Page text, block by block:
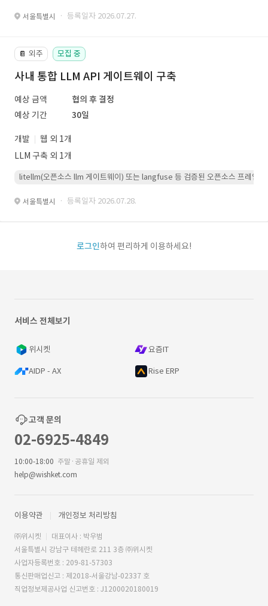
서울특별시 · 등록일자 2026.07.27.
📔 외주 모집 중
사내 통합 LLM API 게이트웨이 구축
예상 금액
협의 후 결정
예상 기간
30일
개발
웹 외 1개
LLM 구축 외 1개
litellm(오픈소스 llm 게이트웨이) 또는 langfuse 등 검증된 오픈소스 프레임워
서울특별시 · 등록일자 2026.07.28.
로그인하여 편리하게 이용하세요!
서비스 전체보기
위시켓 요즘IT
AIDP - AX Rise ERP
고객 문의
02-6925-4849
10:00-18:00 주말·공휴일 제외
help@wishket.com
이용약관 개인정보 처리방침
㈜위시켓
대표이사 : 박우범
서울특별시 강남구 테헤란로 211 3층 ㈜위시켓
사업자등록번호 : 209-81-57303
통신판매업신고 : 제2018-서울강남-02337 호
직업정보제공사업 신고번호 : J1200020180019